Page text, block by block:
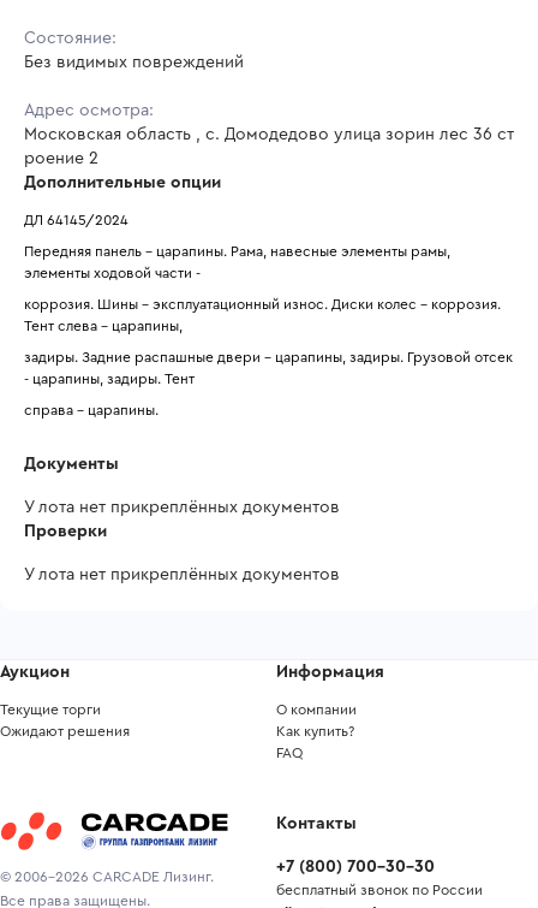
Состояние:
Без видимых повреждений
Адрес осмотра:
Московская область , с. Домодедово улица зорин лес 36 ст
роение 2
Дополнительные опции
ДЛ 64145/2024
Передняя панель - царапины. Рама, навесные элементы рамы,
элементы ходовой части -
коррозия. Шины - эксплуатационный износ. Диски колес - коррозия.
Тент слева - царапины,
задиры. Задние распашные двери - царапины, задиры. Грузовой отсек
- царапины, задиры. Тент
справа - царапины.
Документы
У лота нет прикреплённых документов
Проверки
У лота нет прикреплённых документов
© 2006-2026 CARCADE Лизинг.
Все права защищены.
Аукцион
Текущие торги
Ожидают решения
Информация
О компании
Как купить?
FAQ
Контакты
+7 (800) 700-30-30
бесплатный звонок по России